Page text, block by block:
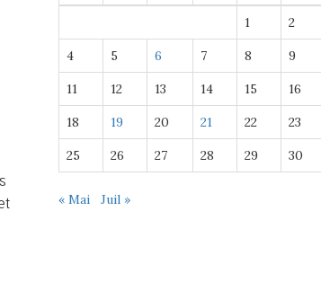
1 2
4 5 6 7 8 9
11 12 13 14 15 16
18 19 20 21 22 23
25 26 27 28 29 30
« Mai Juil »